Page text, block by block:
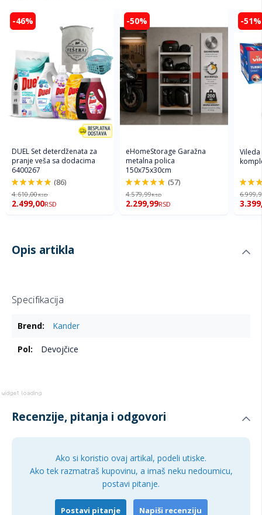
-46%
DUEL Set deterdženata za
pranje veša sa dodacima
6400267
98%
(86)
4.610,00RSD
2.499,00RSD
-50%
eHomeStorage Garažna
metalna polica
150x75x30cm
96%
(57)
4.579,99RSD
2.299,99RSD
-51%
92%
Opis artikla
Specifikacija
informacijaKander
Devojčice
Recenzije, pitanja i odgovori
Ako si koristio ovaj artikal, podeli utiske.
Ako tek razmatraš kupovinu, a imaš neku nedoumicu,
postavi pitanje.
Postavi pitanje Napiši recenziju